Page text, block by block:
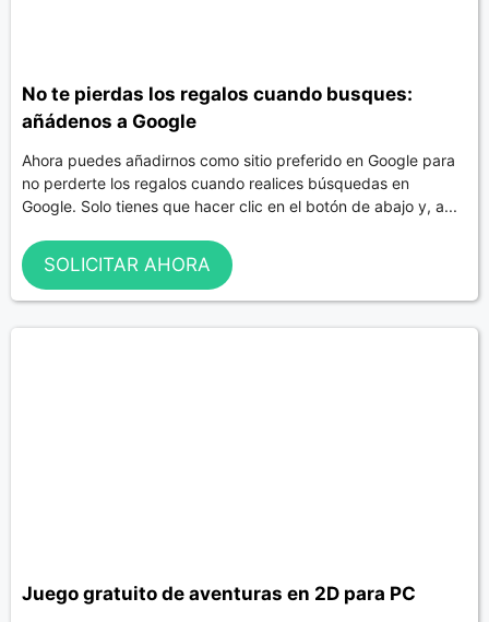
No te pierdas los regalos cuando busques:
añádenos a Google
Ahora puedes añadirnos como sitio preferido en Google para
no perderte los regalos cuando realices búsquedas en
Google. Solo tienes que hacer clic en el botón de abajo y, a...
SOLICITAR AHORA
Juego gratuito de aventuras en 2D para PC